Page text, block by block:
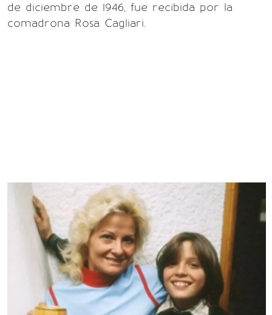
de diciembre de 1946, fue recibida por la
comadrona Rosa Cagliari.